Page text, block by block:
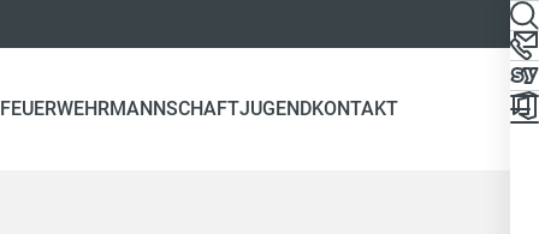
FEUERWEHRMANNSCHAFTJUGENDKONTAKT